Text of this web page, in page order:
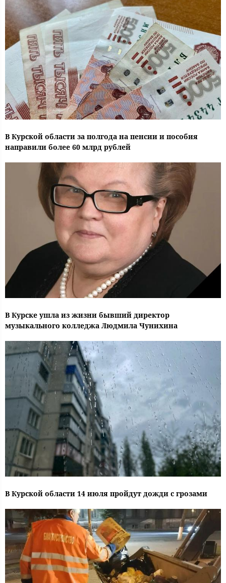
В Курской области за полгода на пенсии и пособия
направили более 60 млрд рублей
В Курске ушла из жизни бывший директор
музыкального колледжа Людмила Чунихина
В Курской области 14 июля пройдут дожди с грозами